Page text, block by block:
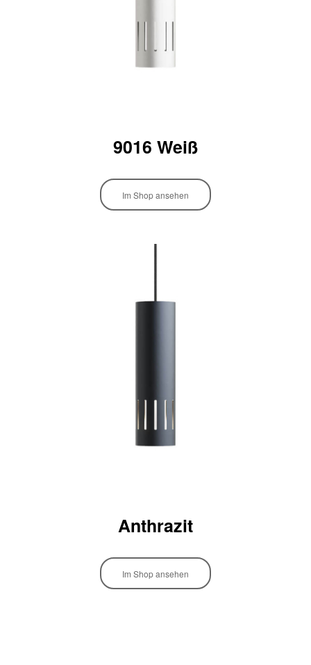
9016 Weiß
Im Shop ansehen
Anthrazit
Im Shop ansehen